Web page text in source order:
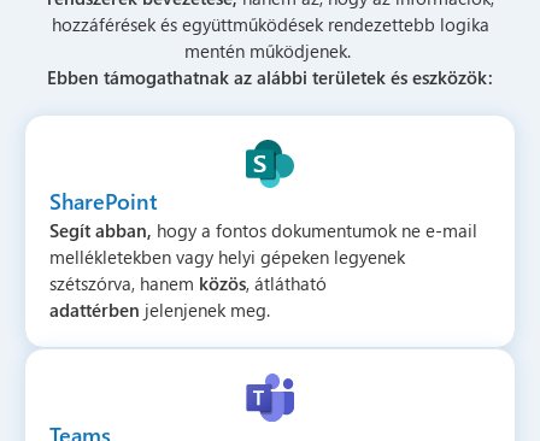
hozzáférések és együttműködések rendezettebb logika
mentén működjenek.
Ebben támogathatnak az alábbi területek és eszközök:
SharePoint
Segít abban, hogy a fontos dokumentumok ne e-mail
mellékletekben vagy helyi gépeken legyenek
szétszórva, hanem közös, átlátható
adattérben jelenjenek meg.
Teams